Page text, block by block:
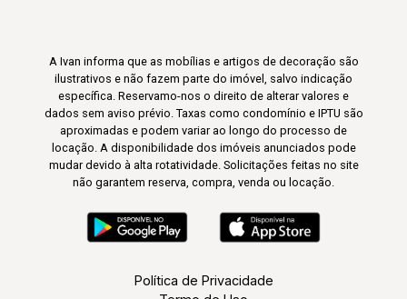
A Ivan informa que as mobílias e artigos de decoração são
ilustrativos e não fazem parte do imóvel, salvo indicação
específica. Reservamo-nos o direito de alterar valores e
dados sem aviso prévio. Taxas como condomínio e IPTU são
aproximadas e podem variar ao longo do processo de
locação. A disponibilidade dos imóveis anunciados pode
mudar devido à alta rotatividade. Solicitações feitas no site
não garantem reserva, compra, venda ou locação.
Política de Privacidade